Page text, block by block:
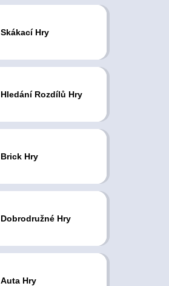
Skákací Hry
Hledání Rozdílů Hry
Brick Hry
Dobrodružné Hry
Auta Hry